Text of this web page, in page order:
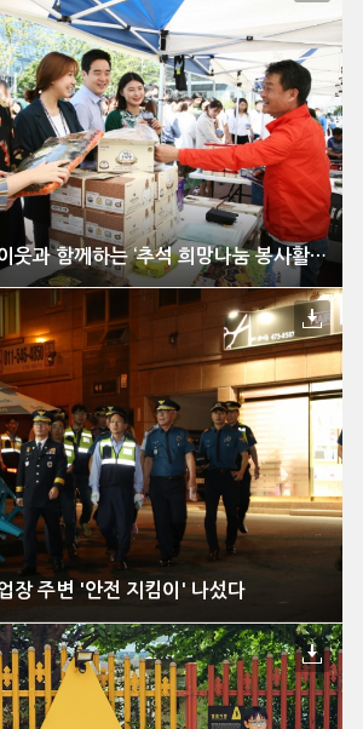
삼성전자, 어려운 이웃과 함께하는 ‘추석 희망나눔 봉사활동’ 전개
장 주변 '안전 지킴이' 나섰다